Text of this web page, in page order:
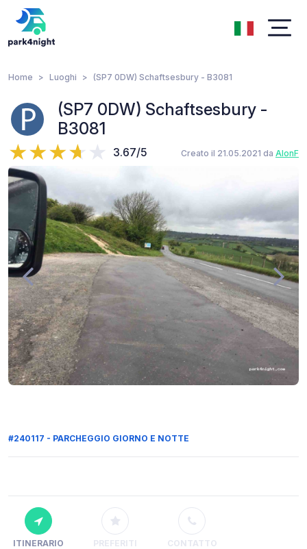
Home Luoghi (SP7 0DW) Schaftsesbury - B3081
(SP7 0DW) Schaftsesbury -
B3081
3.67/5 Creato il 21.05.2021 da AlonF
#240117 - PARCHEGGIO GIORNO E NOTTE
ITINERARIO PREFERITI CONTATTO